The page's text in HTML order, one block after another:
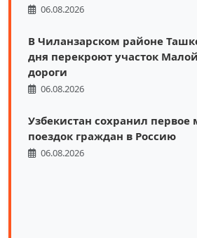
06.08.2026
В Чиланзарском районе
дня перекроют участок
дороги
06.08.2026
Узбекистан сохранил первое
поездок граждан в Россию
06.08.2026